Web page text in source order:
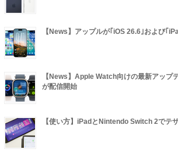
【News】アップルが｢iOS 26.6｣および｢
【News】Apple Watch向けの最新アップ
が配信開始
【使い方】iPadとNintendo Switch 2でテ